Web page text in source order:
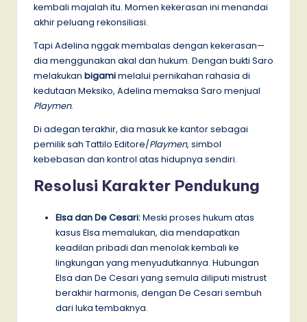
kembali majalah itu. Momen kekerasan ini menandai
akhir peluang rekonsiliasi.
Tapi Adelina nggak membalas dengan kekerasan—
dia menggunakan akal dan hukum. Dengan bukti Saro
melakukan bigamimelalui pernikahan rahasia di
kedutaan Meksiko, Adelina memaksa Saro menjual
Playmen.
Di adegan terakhir, dia masuk ke kantor sebagai
pemilik sah Tattilo Editore/Playmen, simbol
kebebasan dan kontrol atas hidupnya sendiri.
Resolusi Karakter Pendukung
Elsa dan De Cesari:Meski proses hukum atas
kasus Elsa memalukan, dia mendapatkan
keadilan pribadi dan menolak kembali ke
lingkungan yang menyudutkannya. Hubungan
Elsa dan De Cesari yang semula diliputi mistrust
berakhir harmonis, dengan De Cesari sembuh
dari luka tembaknya.